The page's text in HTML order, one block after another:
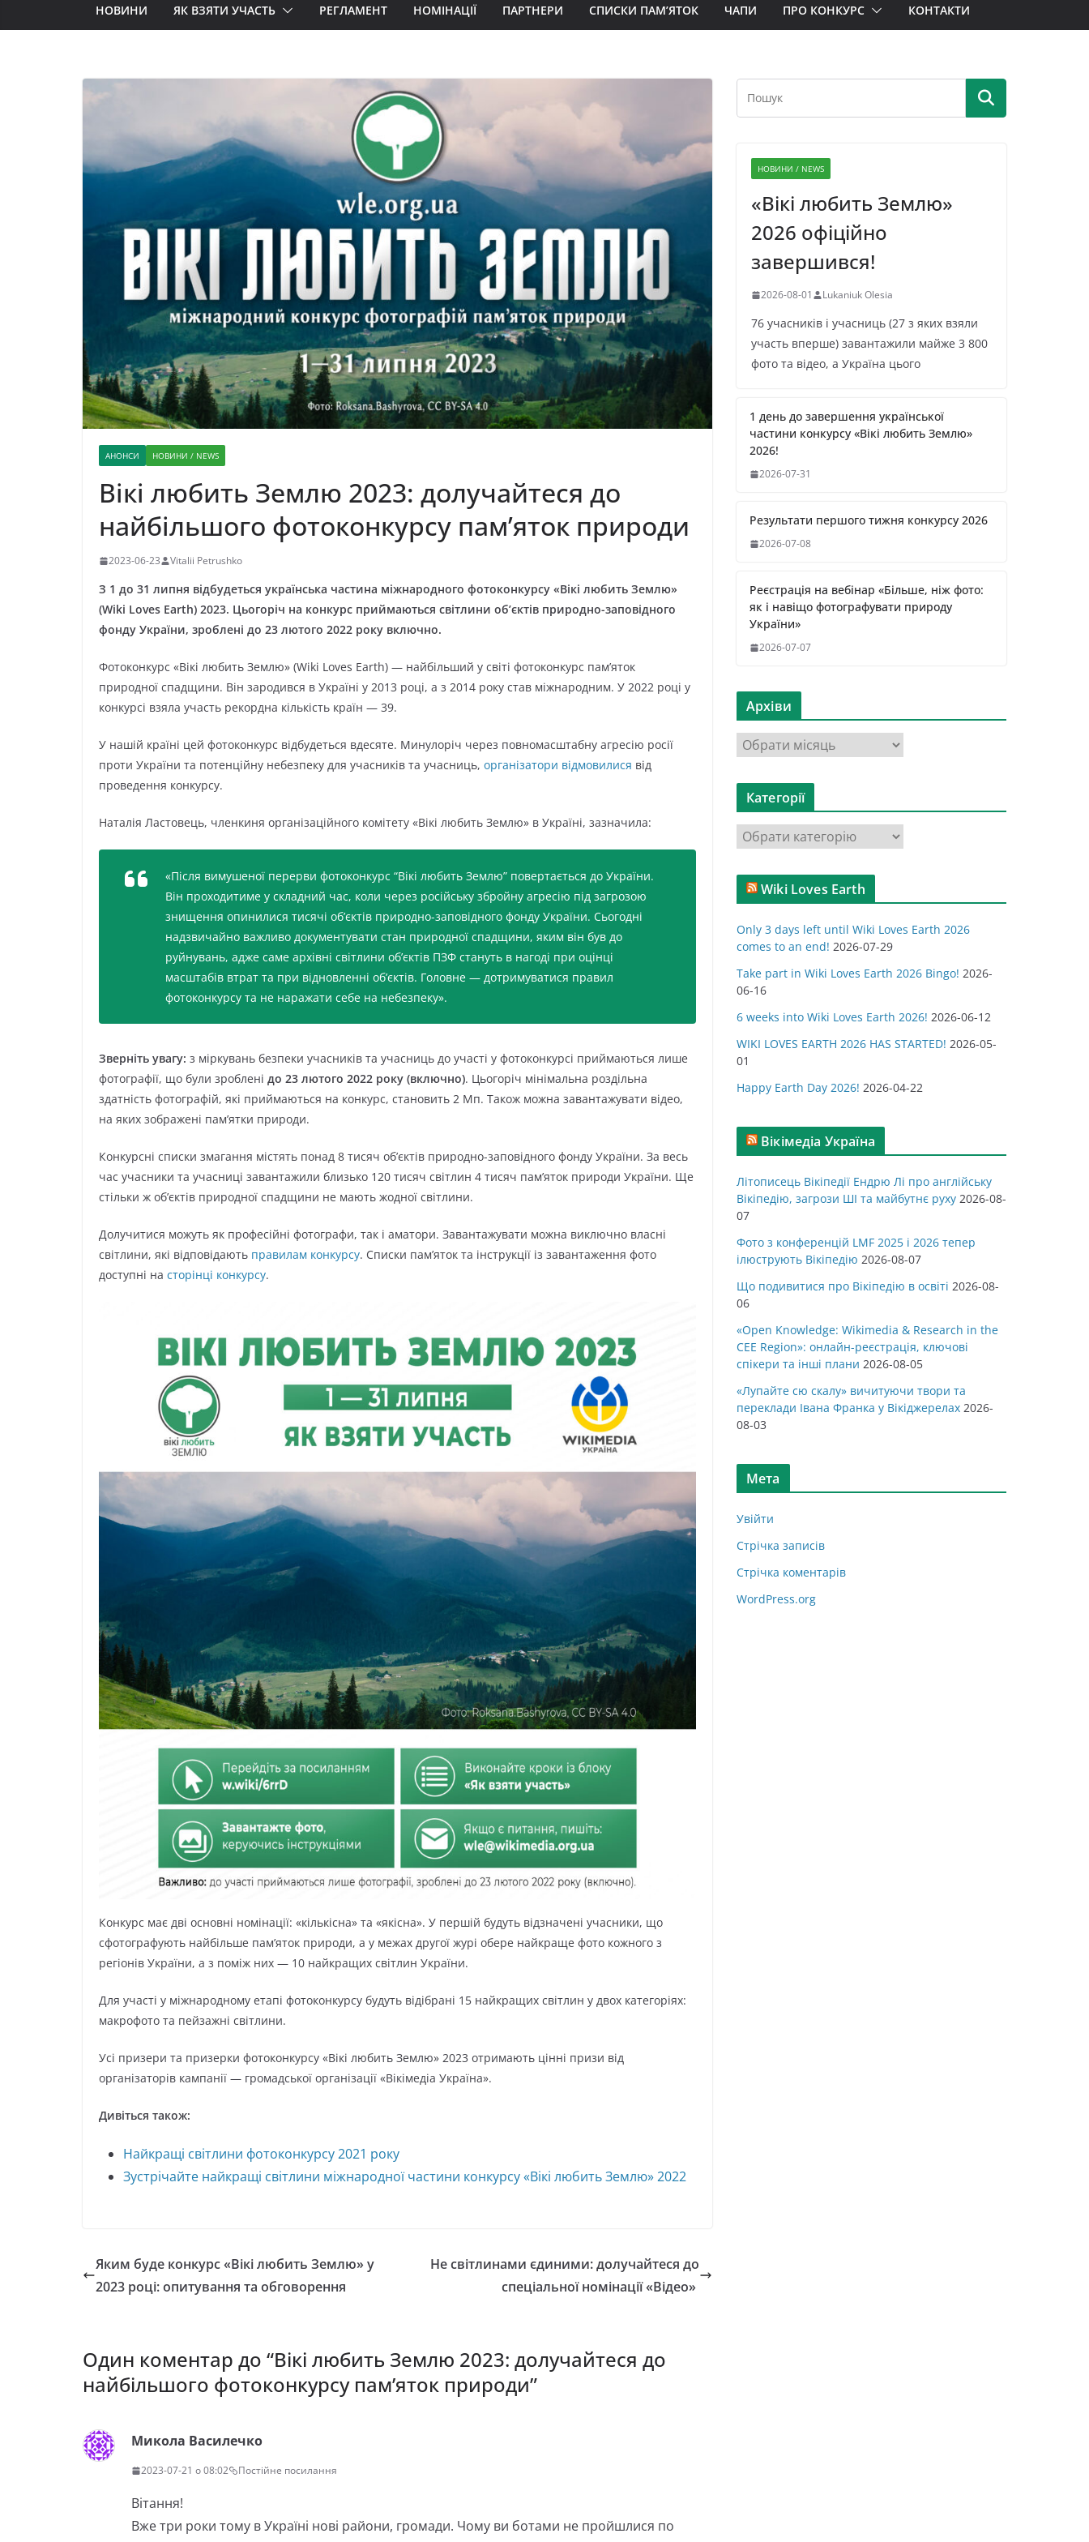
НОВИНИ ЯК ВЗЯТИ УЧАСТЬ РЕГЛАМЕНТ НОМІНАЦІЇ ПАРТНЕРИ СПИСКИ ПАМ’ЯТОК ЧАПИ ПРО КОНКУРС КОНТАКТИ
АНОНСИ НОВИНИ / NEWS
Вікі любить Землю 2023: долучайтеся до
найбільшого фотоконкурсу пам’яток природи
2023-06-23 Vitalii Petrushko
З 1 до 31 липня відбудеться українська частина міжнародного фотоконкурсу «Вікі любить Землю»
(Wiki Loves Earth) 2023. Цьогоріч на конкурс приймаються світлини об’єктів природно-заповідного
фонду України, зроблені до 23 лютого 2022 року включно.
Фотоконкурс «Вікі любить Землю» (Wiki Loves Earth) — найбільший у світі фотоконкурс пам’яток
природної спадщини. Він зародився в Україні у 2013 році, а з 2014 року став міжнародним. У 2022 році у
конкурсі взяла участь рекордна кількість країн — 39.
У нашій країні цей фотоконкурс відбудеться вдесяте. Минулоріч через повномасштабну агресію росії
проти України та потенційну небезпеку для учасників та учасниць, організатори відмовилися від
проведення конкурсу.
Наталія Ластовець, членкиня організаційного комітету «Вікі любить Землю» в Україні, зазначила:
«Після вимушеної перерви фотоконкурс “Вікі любить Землю” повертається до України.
Він проходитиме у складний час, коли через російську збройну агресію під загрозою
знищення опинилися тисячі обʼєктів природно-заповідного фонду України. Сьогодні
надзвичайно важливо документувати стан природної спадщини, яким він був до
руйнувань, адже саме архівні світлини обʼєктів ПЗФ стануть в нагоді при оцінці
масштабів втрат та при відновленні обʼєктів. Головне — дотримуватися правил
фотоконкурсу та не наражати себе на небезпеку».
Зверніть увагу: з міркувань безпеки учасників та учасниць до участі у фотоконкурсі приймаються лише
фотографії, що були зроблені до 23 лютого 2022 року (включно). Цьогоріч мінімальна роздільна
здатність фотографій, які приймаються на конкурс, становить 2 Мп. Також можна завантажувати відео,
на яких зображені пам’ятки природи.
Конкурсні списки змагання містять понад 8 тисяч об’єктів природно-заповідного фонду України. За весь
час учасники та учасниці завантажили близько 120 тисяч світлин 4 тисяч памʼяток природи України. Ще
стільки ж обʼєктів природної спадщини не мають жодної світлини.
Долучитися можуть як професійні фотографи, так і аматори. Завантажувати можна виключно власні
світлини, які відповідають правилам конкурсу. Списки пам’яток та інструкції із завантаження фото
доступні на сторінці конкурсу.
Конкурс має дві основні номінації: «кількісна» та «якісна». У першій будуть відзначені учасники, що
сфотографують найбільше пам’яток природи, а у межах другої журі обере найкраще фото кожного з
регіонів України, а з поміж них — 10 найкращих світлин України.
Для участі у міжнародному етапі фотоконкурсу будуть відібрані 15 найкращих світлин у двох категоріях:
макрофото та пейзажні світлини.
Усі призери та призерки фотоконкурсу «Вікі любить Землю» 2023 отримають цінні призи від
організаторів кампанії — громадської організації «Вікімедіа Україна».
Дивіться також:
Найкращі світлини фотоконкурсу 2021 року
Зустрічайте найкращі світлини міжнародної частини конкурсу «Вікі любить Землю» 2022
Яким буде конкурс «Вікі любить Землю» у
2023 році: опитування та обговорення
Не світлинами єдиними: долучайтеся до
спеціальної номінації «Відео»
Один коментар до “Вікі любить Землю 2023: долучайтеся до
найбільшого фотоконкурсу пам’яток природи”
Микола Василечко
2023-07-21 о 08:02 Постійне посилання
Вітання!
Вже три роки тому в Україні нові райони, громади. Чому ви ботами не пройшлися по
НОВИНИ / NEWS
«Вікі любить Землю»
2026 офіційно
завершився!
2026-08-01 Lukaniuk Olesia
76 учасників і учасниць (27 з яких взяли
участь вперше) завантажили майже 3 800
фото та відео, а Україна цього
1 день до завершення української
частини конкурсу «Вікі любить Землю»
2026!
2026-07-31
Результати першого тижня конкурсу 2026
2026-07-08
Реєстрація на вебінар «Більше, ніж фото:
як і навіщо фотографувати природу
України»
2026-07-07
Архіви
р
х
в
Категорії
а
т
о
р
і
ї
Wiki Loves Earth
Only 3 days left until Wiki Loves Earth 2026
comes to an end! 2026-07-29
Take part in Wiki Loves Earth 2026 Bingo! 2026-
06-16
6 weeks into Wiki Loves Earth 2026! 2026-06-12
WIKI LOVES EARTH 2026 HAS STARTED! 2026-05-
01
Happy Earth Day 2026! 2026-04-22
Вікімедіа Україна
Літописець Вікіпедії Ендрю Лі про англійську
Вікіпедію, загрози ШІ та майбутнє руху 2026-08-
07
Фото з конференцій LMF 2025 і 2026 тепер
ілюструють Вікіпедію 2026-08-07
Що подивитися про Вікіпедію в освіті 2026-08-
06
«Open Knowledge: Wikimedia & Research in the
CEE Region»: онлайн-реєстрація, ключові
спікери та інші плани 2026-08-05
«Лупайте сю скалу» вичитуючи твори та
переклади Івана Франка у Вікіджерелах 2026-
08-03
Мета
Увійти
Стрічка записів
Стрічка коментарів
WordPress.org